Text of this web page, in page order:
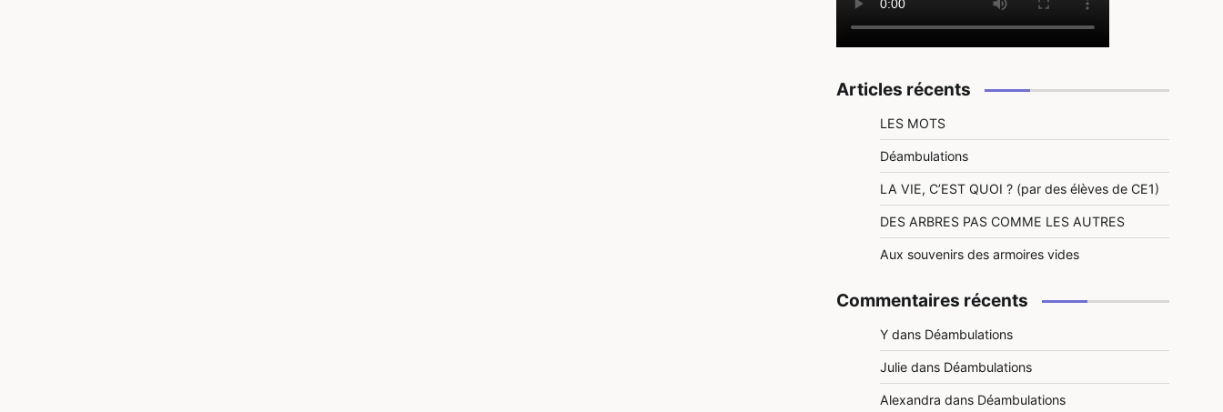
Articles récents
LES MOTS
Déambulations
LA VIE, C’EST QUOI ? (par des élèves de CE1)
DES ARBRES PAS COMME LES AUTRES
Aux souvenirs des armoires vides
Commentaires récents
Y dans Déambulations
Julie dans Déambulations
Alexandra dans Déambulations